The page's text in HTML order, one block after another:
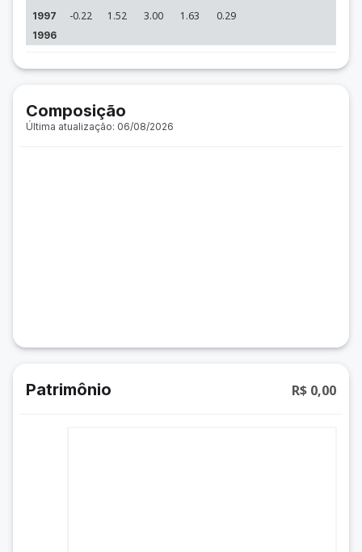
1997 -0.22 1.52 3.00 1.63 0.29
1996
Composição
Última atualização: 06/08/2026
Patrimônio R$ 0,00